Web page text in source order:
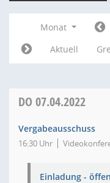
Monat
Aktuell
DO 07.04.2022
Vergabeausschuss
16:30 Uhr
Einladung -